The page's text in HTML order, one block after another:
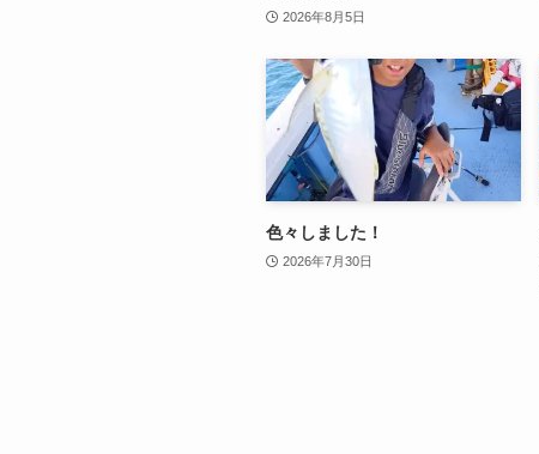
2026年8月5日
色々しました！
2026年7月30日